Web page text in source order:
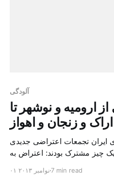
آلودگی
ارومیه و نوشهر تا
اراک و زنجان و اهواز
ایران تجمعات اعتراضی جدیدی
چیز مشترک بودند: اعتراض به
زیست باشد در ایران سابقه
۰۱ نوامبر ۲۰۱۳ 7 min read